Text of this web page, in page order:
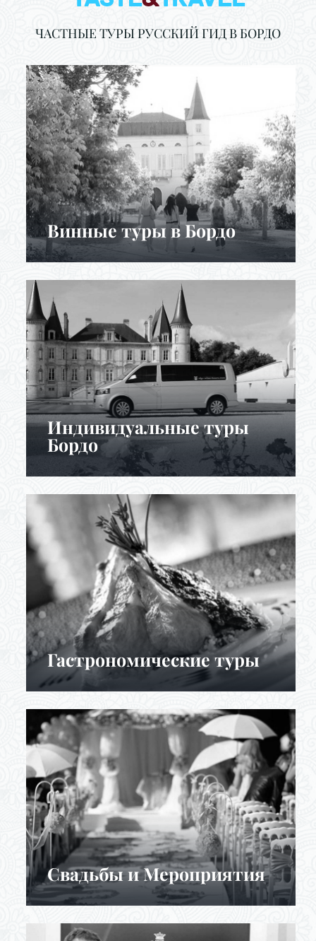
ЧАСТНЫЕ ТУРЫ РУССКИЙ ГИД В БОРДО
Винные туры в Бордо
Индивидуальные туры
Бордо
Гастрономические туры
Cвадьбы и Мероприятия